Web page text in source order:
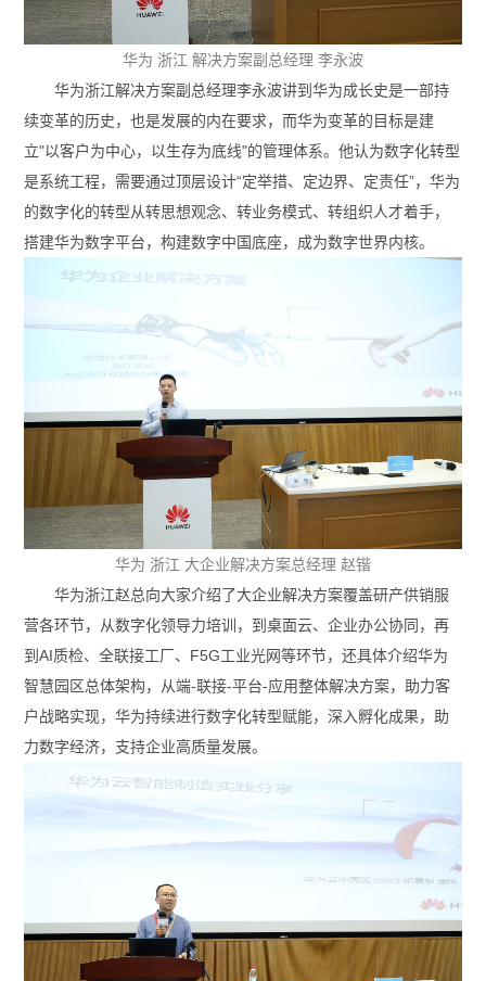
华为 浙江 解决方案副总经理 李永波
华为浙江解决方案副总经理李永波讲到华为成长史是一部持
续变革的历史，也是发展的内在要求，而华为变革的目标是建
立"以客户为中心，以生存为底线"的管理体系。他认为数字化转型
是系统工程，需要通过顶层设计“定举措、定边界、定责任”，华为
的数字化的转型从转思想观念、转业务模式、转组织人才着手，
搭建华为数字平台，构建数字中国底座，成为数字世界内核。
华为 浙江 大企业解决方案总经理 赵锴
华为浙江赵总向大家介绍了大企业解决方案覆盖研产供销服
营各环节，从数字化领导力培训，到桌面云、企业办公协同，再
到AI质检、全联接工厂、F5G工业光网等环节，还具体介绍华为
智慧园区总体架构，从端-联接-平台-应用整体解决方案，助力客
户战略实现，华为持续进行数字化转型赋能，深入孵化成果，助
力数字经济，支持企业高质量发展。